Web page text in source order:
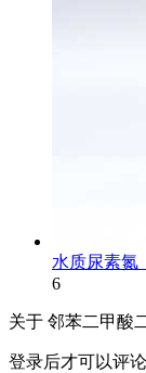
水质尿素氮
6
关于 邻苯二甲酸
登录后才可以评论